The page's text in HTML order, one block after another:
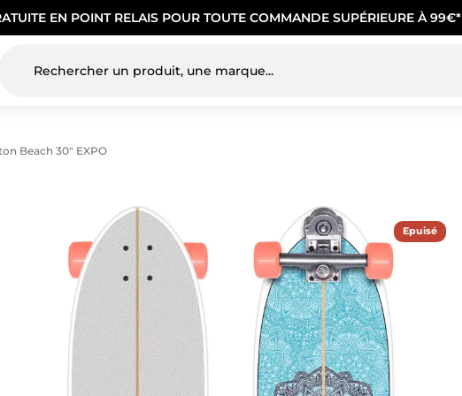
EN POINT RELAIS POUR TOUTE COMMANDE SUPÉRIEURE À 99€*
Beach 30″ EXPO
Epuisé